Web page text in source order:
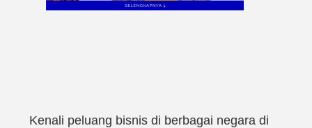
Kenali peluang bisnis di berbagai negara di